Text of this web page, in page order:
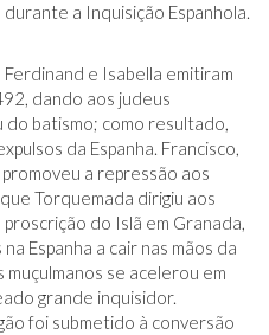
a Inquisição Espanhola.
e Isabella emitiram
dando aos judeus
do batismo; como resultado,
da Espanha. Francisco,
a repressão aos
Torquemada dirigiu aos
do Islã em Granada,
Espanha a cair nas mãos da
se acelerou em
grande inquisidor.
foi submetido à conversão